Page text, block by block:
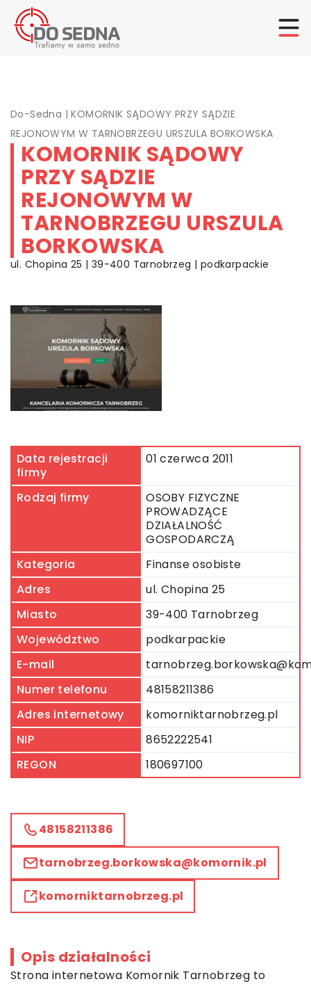
Do-Sedna |KOMORNIK SĄDOWY PRZY SĄDZIE
REJONOWYM W TARNOBRZEGU URSZULA BORKOWSKA
KOMORNIK SĄDOWY
PRZY SĄDZIE
REJONOWYM W
TARNOBRZEGU URSZULA
BORKOWSKA
ul. Chopina 25 | 39-400 Tarnobrzeg | podkarpackie
Data rejestracji
firmy
01 czerwca 2011
Rodzaj firmy
OSOBY FIZYCZNE
PROWADZĄCE
DZIAŁALNOŚĆ
GOSPODARCZĄ
Kategoria
Finanse osobiste
Adres
ul. Chopina 25
Miasto
39-400 Tarnobrzeg
Województwo
podkarpackie
E-mail
Numer telefonu
48158211386
Adres internetowy
komorniktarnobrzeg.pl
NIP
8652222541
REGON
180697100
48158211386
tarnobrzeg.borkowska@komornik.pl
komorniktarnobrzeg.pl
Opis działalności
Strona internetowa Komornik Tarnobrzeg to